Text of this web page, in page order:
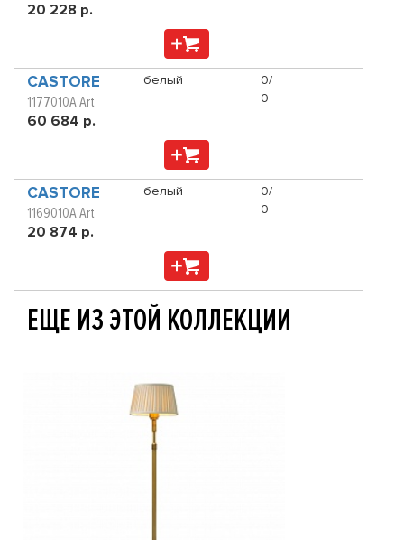
20 228 р.
CASTORE
1177010A Art
60 684 р.
белый
0/
0
CASTORE
1169010A Art
20 874 р.
белый
0/
0
ЕЩЕ ИЗ ЭТОЙ КОЛЛЕКЦИИ